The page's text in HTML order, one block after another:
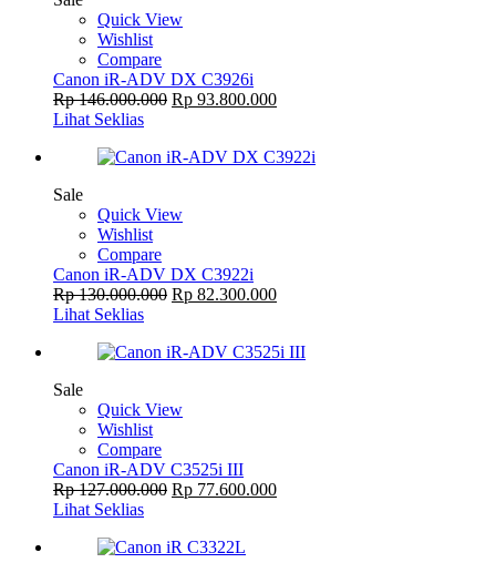
Quick View
Wishlist
Compare
Canon iR-ADV DX C3926i
Rp146.000.000 Rp 93.800.000
Lihat Seklias
Sale
Quick View
Wishlist
Compare
Canon iR-ADV DX C3922i
Rp130.000.000 Rp 82.300.000
Lihat Seklias
Sale
Quick View
Wishlist
Compare
Canon iR-ADV C3525i III
Rp127.000.000 Rp 77.600.000
Lihat Seklias